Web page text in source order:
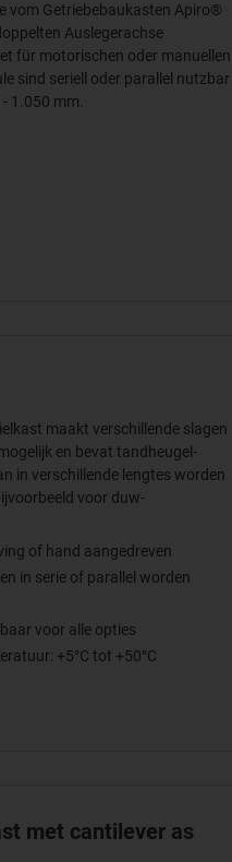
vom Getriebebaukasten Apiro®
Auslegerachse
für motorischen oder manuellen
sind seriell oder parallel nutzbar
1.050 mm.
maakt verschillende slagen
en bevat tandheugel-
in verschillende lengtes worden
voor duw-
of hand aangedreven
in serie of parallel worden
voor alle opties
+5°C tot +50°C
met cantilever as